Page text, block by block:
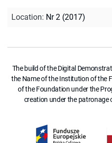
Location: Nr 2 (2017)
The build of the Digital
the Name of the Institution of the
of the Foundation under the
creation under the